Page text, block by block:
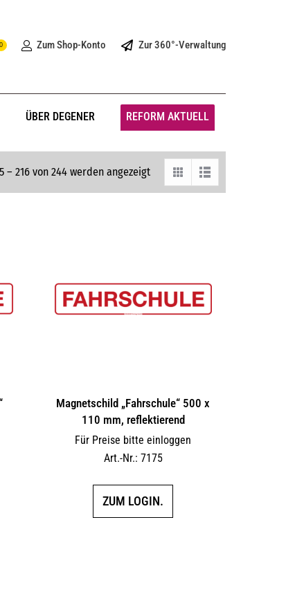
0 Zum Shop-Konto Zur 360°-Verwaltung
ÜBER DEGENER REFORM AKTUELL
– 216 von 244 werden angezeigt
Magnetschild „Fahrschule“ 500 x
110 mm, reflektierend
Für Preise bitte einloggen
Art.-Nr.: 7175
ZUM LOGIN.